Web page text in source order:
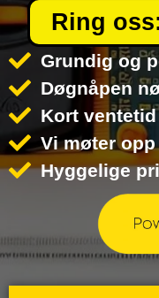
Ring
Grundig og
Døgnåpen
Kort ventetid
Vi møter
Hyggelige